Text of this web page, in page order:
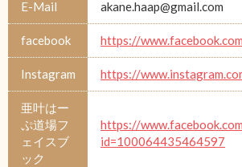
E-Mail akane.haap@gmail.com
facebook https://
Instagram https://
亜叶はー
ぷ道場フ
ェイスブ
ック
https://
id=100064435464597